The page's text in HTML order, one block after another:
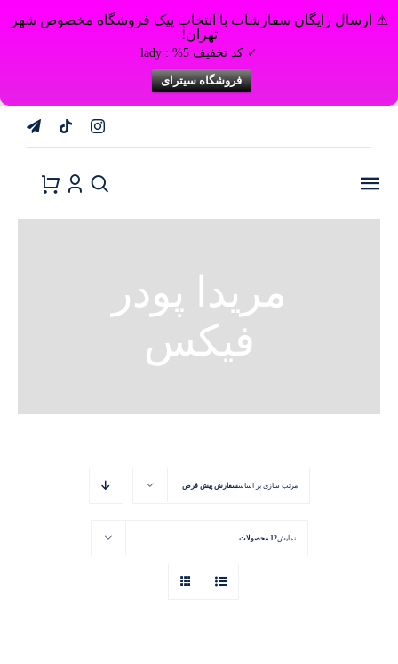
⚠ ارسال رایگان سفارشات با انتخاب پیک فروشگاه مخصوص شهر
تهران!
✓ کد تخفیف 5% : lady
فروشگاه سیترای
تغییر
ناوبری
مریدا پودر
فیکس
مرتب سازی بر اساسسفارش پیش فرض
نمایش12 محصولات